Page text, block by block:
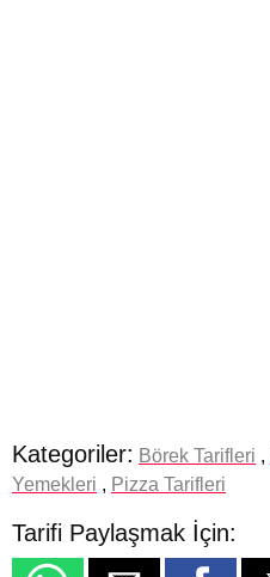
Kategoriler: Börek Tarifleri ,
Yemekleri , Pizza Tarifleri
Tarifi Paylaşmak İçin: